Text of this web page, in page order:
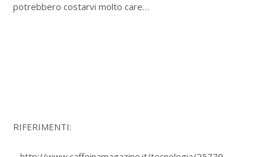
potrebbero costarvi molto care…
RIFERIMENTI: